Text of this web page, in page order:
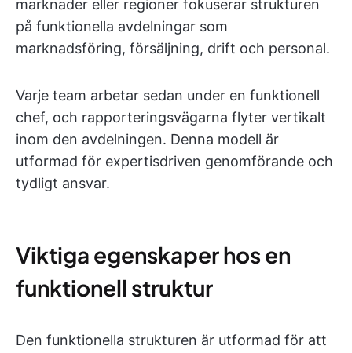
marknader eller regioner fokuserar strukturen
på funktionella avdelningar som
marknadsföring, försäljning, drift och personal.
Varje team arbetar sedan under en funktionell
chef, och rapporteringsvägarna flyter vertikalt
inom den avdelningen. Denna modell är
utformad för expertisdriven genomförande och
tydligt ansvar.
Viktiga egenskaper hos en
funktionell struktur
Den funktionella strukturen är utformad för att